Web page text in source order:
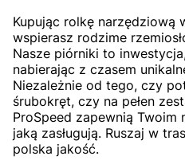
Kupując rolkę narzędziową
wspierasz rodzime
Nasze piórniki to
nabierając z czasem
Niezależnie od tego, czy
śrubokręt, czy na pełen
ProSpeed zapewnią Twoim
jaką zasługują. Ruszaj w
polska jakość.